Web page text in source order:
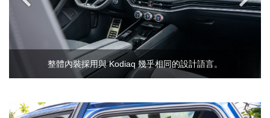
整體內裝採用與 Kodiaq 幾乎相同的設計語言。